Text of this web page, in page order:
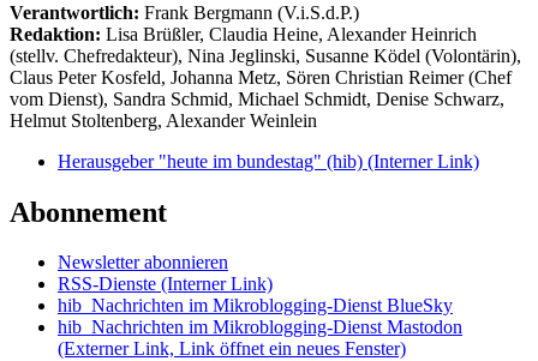
Verantwortlich: Frank Bergmann (V.i.S.d.P.)
Redaktion: Lisa Brüßler, Claudia Heine, Alexander Heinrich
(stellv. Chefredakteur), Nina Jeglinski, Susanne Ködel (Volontärin),
Claus Peter Kosfeld, Johanna Metz, Sören Christian Reimer (Chef
vom Dienst), Sandra Schmid, Michael Schmidt, Denise Schwarz,
Helmut Stoltenberg, Alexander Weinlein
Herausgeber "heute im bundestag" (hib) (Interner Link)
Abonnement
Newsletter abonnieren
RSS-Dienste (Interner Link)
hib_Nachrichten im Mikroblogging-Dienst BlueSky
hib_Nachrichten im Mikroblogging-Dienst Mastodon
(Externer Link, Link öffnet ein neues Fenster)